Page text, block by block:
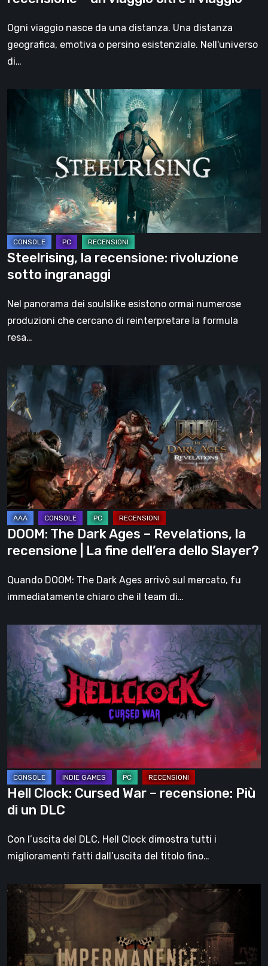
oltre
il
Ogni viaggio nasce da una distanza. Una distanza
geografica, emotiva o persino esistenziale. Nell'universo
di…
Steelrising,
recensione:
rivoluzione
sotto
ingranaggi
Steelrising, la recensione: rivoluzione
sotto ingranaggi
Nel panorama dei soulslike esistono ormai numerose
produzioni che cercano di reinterpretare la formula
resa…
DOOM:
The
Dark
Ages
–
Revelations,
la
recensione
|
La
fine
dell’era
dello
Slayer?
DOOM: The Dark Ages – Revelations, la
recensione | La fine dell’era dello Slayer?
Quando DOOM: The Dark Ages arrivò sul mercato, fu
immediatamente chiaro che il team di…
Clock:
Cursed
War
–
recensione:
di
un
DLC
Hell Clock: Cursed War – recensione: Più
di un DLC
Con l’uscita del DLC, Hell Clock dimostra tutti i
miglioramenti fatti dall’uscita del titolo fino…
Impermanence:
costruire
santuario
nel